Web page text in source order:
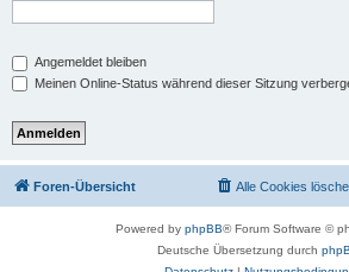
Angemeldet bleiben
Meinen Online-Status während dieser Sitzung
Foren-Übersicht Alle Cookies
Powered by phpBB® Forum Software ©
Deutsche Übersetzung durch